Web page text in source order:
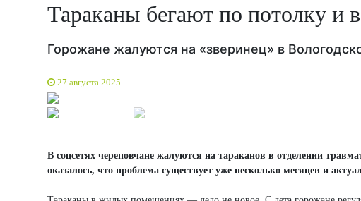
Тараканы бегают по потолку и
Горожане жалуются на «зверинец» в
27 августа 2025
В соцсетях череповчане жалуются на тараканов в отделении
оказалось, что проблема существует уже несколько месяцев и